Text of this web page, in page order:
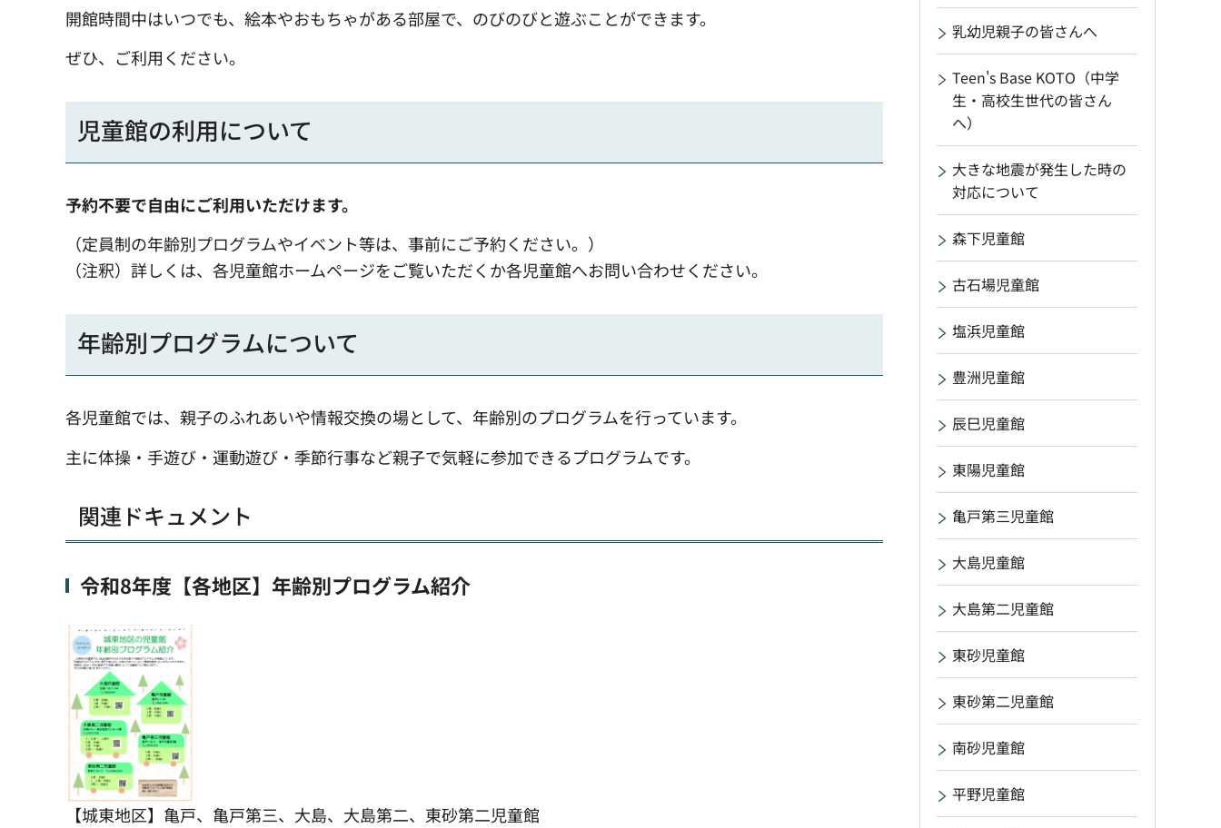
開館時間中はいつでも、絵本やおもちゃがある部屋で、のびのびと遊ぶことができます。
ぜひ、ご利用ください。
児童館の利用について
予約不要で自由にご利用いただけます。
（定員制の年齢別プログラムやイベント等は、事前にご予約ください。）
（注釈）詳しくは、各児童館ホームページをご覧いただくか各児童館へお問い合わせください。
年齢別プログラムについて
各児童館では、親子のふれあいや情報交換の場として、年齢別のプログラムを行っています。
主に体操・手遊び・運動遊び・季節行事など親子で気軽に参加できるプログラムです。
関連ドキュメント
令和8年度【各地区】年齢別プログラム紹介
【城東地区】亀戸、亀戸第三、大島、大島第二、東砂第二児童館
乳幼児親子の皆さんへ
Teen's Base KOTO（中学
生・高校生世代の皆さん
へ）
大きな地震が発生した時の
対応について
森下児童館
古石場児童館
塩浜児童館
豊洲児童館
辰巳児童館
東陽児童館
亀戸第三児童館
大島児童館
大島第二児童館
東砂児童館
東砂第二児童館
南砂児童館
平野児童館